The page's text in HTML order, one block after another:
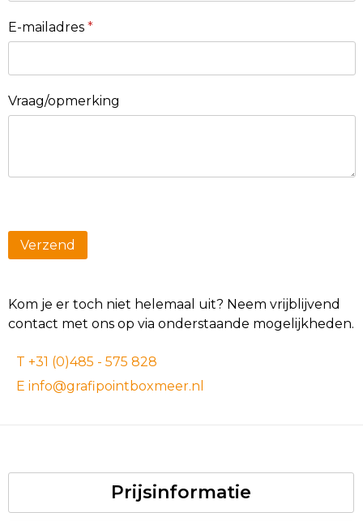
E-mailadres *
Vraag/opmerking
Kom je er toch niet helemaal uit? Neem vrijblijvend
contact met ons op via onderstaande mogelijkheden.
T +31 (0)485 - 575 828
E info@grafipointboxmeer.nl
Prijsinformatie